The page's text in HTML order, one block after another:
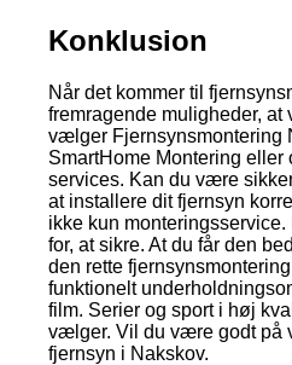
Konklusion
Når det kommer til
fremragende muligheder,
vælger Fjernsynsmontering
SmartHome Montering
services. Kan du være
at installere dit fjernsyn
ikke kun
for, at sikre. At du får den
den rette
funktionelt
film. Serier og sport i høj
vælger. Vil du være godt på
fjernsyn i Nakskov.